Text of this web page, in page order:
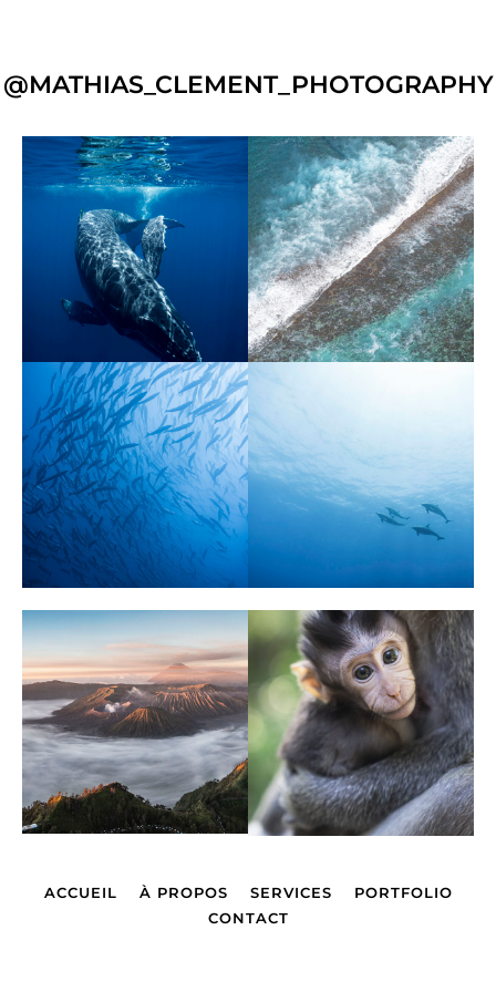
@MATHIAS_CLEMENT_PHOTOGRAPHY
ACCUEIL À PROPOS SERVICES
PORTFOLIO
CONTACT